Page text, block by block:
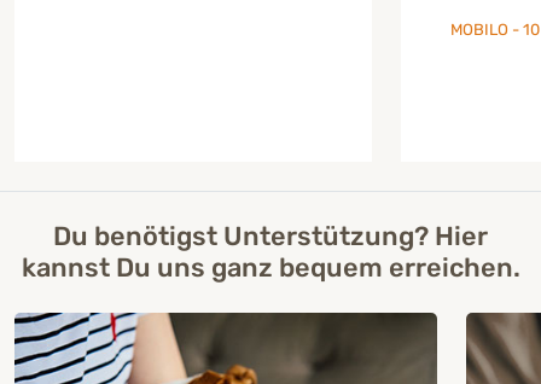
MOBILO -
Du benötigst Unterstützung? Hier
kannst Du uns ganz bequem erreichen.